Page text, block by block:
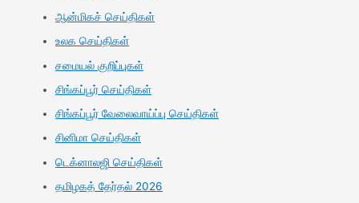
ஆன்மிகச் செய்திகள்
உலக செய்திகள்
சமையல் குறிப்புகள்
சிங்கப்பூர் செய்திகள்
சிங்கப்பூர் வேலைவாய்ப்பு செய்திகள்
சினிமா செய்திகள்
டெக்னாலஜி செய்திகள்
தமிழகத் தேர்தல் 2026